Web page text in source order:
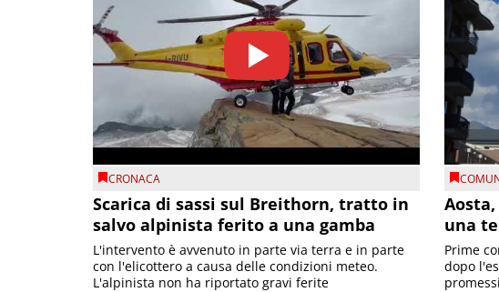
CRONACA
Scarica di sassi sul Breithorn, tratto in
salvo alpinista ferito a una gamba
L'intervento è avvenuto in parte via terra e in parte
con l'elicottero a causa delle condizioni meteo.
L'alpinista non ha riportato gravi ferite
una
Prime
dopo